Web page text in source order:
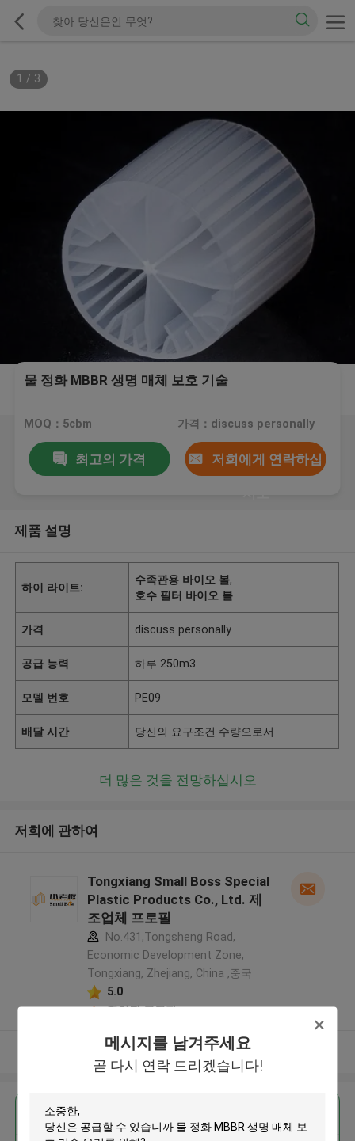
메시지를 남겨주세요
곧 다시 연락 드리겠습니다!
1 / 3
물 정화 MBBR 생명 매체 보호 기술
MOQ：5cbm 가격：discuss personally
최고의 가격 저희에게 연락하십
제품 설명
하이 라이트:
수족관용 바이오 볼,
호수 필터 바이오 볼
가격 discuss personally
공급 능력 하루 250m3
모델 번호 PE09
배달 시간 당신의 요구조건 수량으로서
더 많은 것을 전망하십시오
저희에 관하여
Tongxiang Small Boss Special
Plastic Products Co., Ltd. 제
조업체 프로필
No.431,Tongsheng Road,
Economic Development Zone,
Tongxiang, Zhejiang, China ,중국
5.0
확인된 공급자
더 많은 것을 전망하십시오